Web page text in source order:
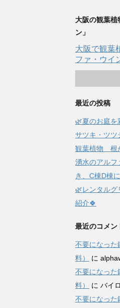
大阪の観葉植
ン」
大阪で観葉
ファ・ウイ
最近の投稿
🌿夏のお庭を
サツキ・ツツ
観葉植物 根
湧水のアルフ
き、C棟D棟
🌿レンタル
紹介🍀
最近のコメン
不要になった
料）
に
不要になった
料）
に バイ
不要になった